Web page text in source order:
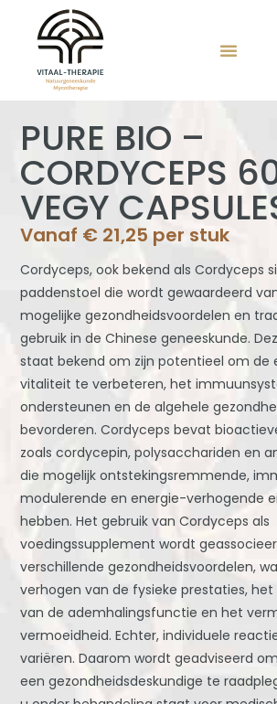
PURE BIO –
CORDYCEPS
VEGY
Vanaf € 21,25 per stuk
Cordyceps, ook bekend als Cordyceps
paddenstoel die wordt gewaardeerd
mogelijke gezondheidsvoordelen en
gebruik in de Chinese geneeskunde.
staat bekend om zijn potentieel om de
vitaliteit te verbeteren, het
ondersteunen en de algehele
bevorderen. Cordyceps bevat
zoals cordycepin, polysacchariden en
die mogelijk ontstekingsremmende,
modulerende en energie-verhogende
hebben. Het gebruik van Cordyceps als
voedingssupplement wordt
verschillende gezondheidsvoordelen,
verhogen van de fysieke prestaties,
van de ademhalingsfunctie en het
vermoeidheid. Echter, individuele
variëren. Daarom wordt geadviseerd
een gezondheidsdeskundige te